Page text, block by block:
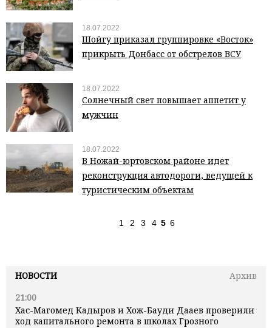
НОВОСТИ
Архив
21:00
Хас-Магомед Кадыров и Хож-Бауди Дааев проверили
ход капитального ремонта в школах Грозного
18.07.2022
Шойгу приказал группировке «Восток»
прикрыть Донбасс от обстрелов ВСУ
18.07.2022
Солнечный свет повышает аппетит у
мужчин
18.07.2022
В Ножай-юртовском районе идет
реконструкция автодороги, ведущей к
туристическим объектам
1 2 3 4 5 6